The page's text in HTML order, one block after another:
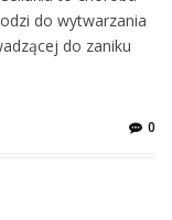
do wytwarzania
do zaniku
0